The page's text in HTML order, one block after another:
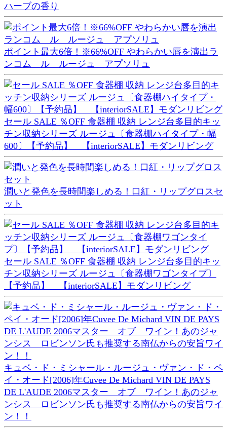
ハーブの香り
ポイント最大6倍！※66%OFF やわらかい唇を演出ラ
ンコム ル ルージュ アプソリュ
セール SALE ％OFF 食器棚 収納 レンジ台多目的キッ
チン収納シリーズ ルージュ〔食器棚ハイタイプ・幅
600〕【予約品】 【interiorSALE】モダンリビング
潤いと発色を長時間楽しめる！口紅・リップグロスセ
ット
セール SALE ％OFF 食器棚 収納 レンジ台多目的キッ
チン収納シリーズ ルージュ〔食器棚ワゴンタイプ〕
【予約品】 【interiorSALE】モダンリビング
キュベ・ド・ミシャール・ルージュ・ヴァン・ド・ペ
イ・オード[2006]年Cuvee De Michard VIN DE PAYS
DE L'AUDE 2006マスター オブ ワイン！あのジャ
ンシス ロビンソン氏も推奨する南仏からの安旨ワイ
ン！！